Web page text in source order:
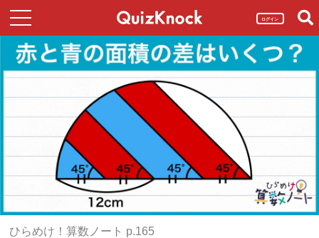
ログイン
ひらめけ！算数ノート p.165